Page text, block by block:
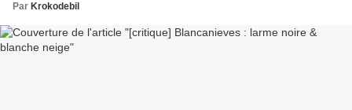
Par Krokodebil